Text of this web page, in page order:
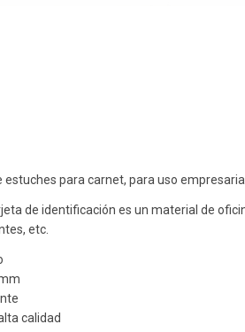
estuches para carnet, para uso
de identificación es un material de
etc.
calidad